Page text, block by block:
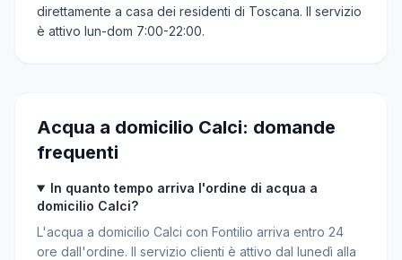
direttamente a casa dei residenti di Toscana. Il servizio
è attivo lun-dom 7:00-22:00.
Acqua a domicilio Calci: domande
frequenti
In quanto tempo arriva l'ordine di acqua a
domicilio Calci?
L'acqua a domicilio Calci con Fontilio arriva entro 24
ore dall'ordine. Il servizio clienti è attivo dal lunedì alla